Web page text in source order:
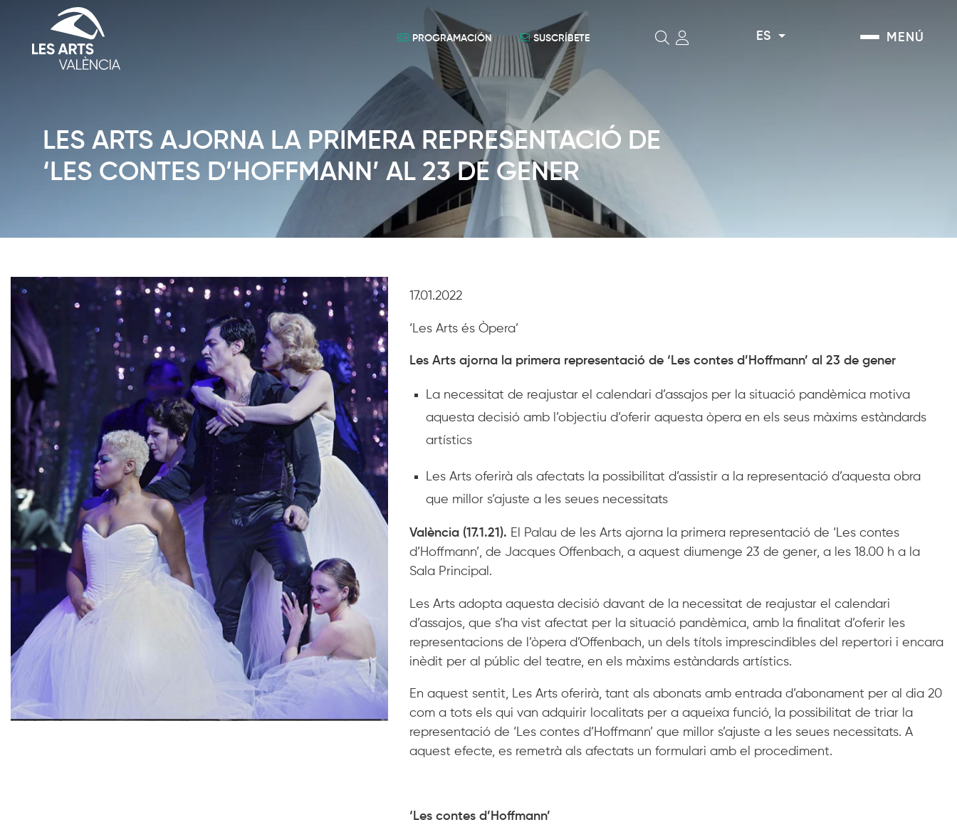
MENÚ
ES
SUSCRÍBETE
PROGRAMACIÓN
LES ARTS AJORNA LA PRIMERA REPRESENTACIÓ DE
‘LES CONTES D’HOFFMANN’ AL 23 DE GENER
17.01.2022
‘Les Arts és Òpera’
Les Arts ajorna la primera representació de ‘Les contes d’Hoffmann’ al 23 de gener
La necessitat de reajustar el calendari d’assajos per la situació pandèmica motiva
aquesta decisió amb l’objectiu d’oferir aquesta òpera en els seus màxims estàndards
artístics
Les Arts oferirà als afectats la possibilitat d’assistir a la representació d’aquesta obra
que millor s’ajuste a les seues necessitats
València (17.1.21). El Palau de les Arts ajorna la primera representació de ‘Les contes
d’Hoffmann’, de Jacques Offenbach, a aquest diumenge 23 de gener, a les 18.00 h a la
Sala Principal.
Les Arts adopta aquesta decisió davant de la necessitat de reajustar el calendari
d’assajos, que s’ha vist afectat per la situació pandèmica, amb la finalitat d’oferir les
representacions de l’òpera d’Offenbach, un dels títols imprescindibles del repertori i encara
inèdit per al públic del teatre, en els màxims estàndards artístics.
En aquest sentit, Les Arts oferirà, tant als abonats amb entrada d’abonament per al dia 20
com a tots els qui van adquirir localitats per a aqueixa funció, la possibilitat de triar la
representació de ‘Les contes d’Hoffmann’ que millor s’ajuste a les seues necessitats. A
aquest efecte, es remetrà als afectats un formulari amb el procediment.
‘Les contes d’Hoffmann’